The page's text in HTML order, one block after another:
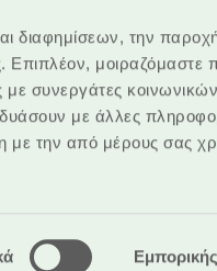
διαφημίσεων, την
Επιπλέον, μοιραζόμαστε
με συνεργάτες
με άλλες
με την από μέρους σας